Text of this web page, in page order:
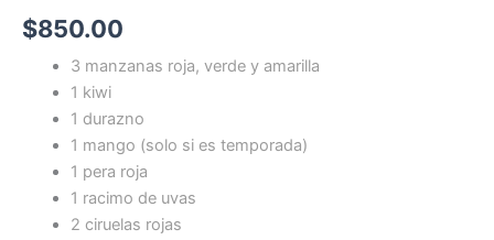
$850.00
3 manzanas roja, verde y amarilla
1 kiwi
1 durazno
1 mango (solo si es temporada)
1 pera roja
1 racimo de uvas
2 ciruelas rojas